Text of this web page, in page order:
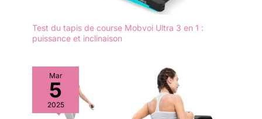
Test du tapis de course Mobvoi Ultra 3 en 1 :
puissance et inclinaison
Mar
5
2025